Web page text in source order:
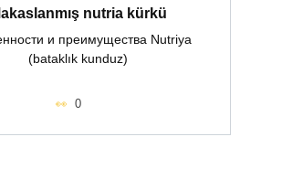
nutria kürkü
и преимущества Nutriya
(bataklık kunduz)
0